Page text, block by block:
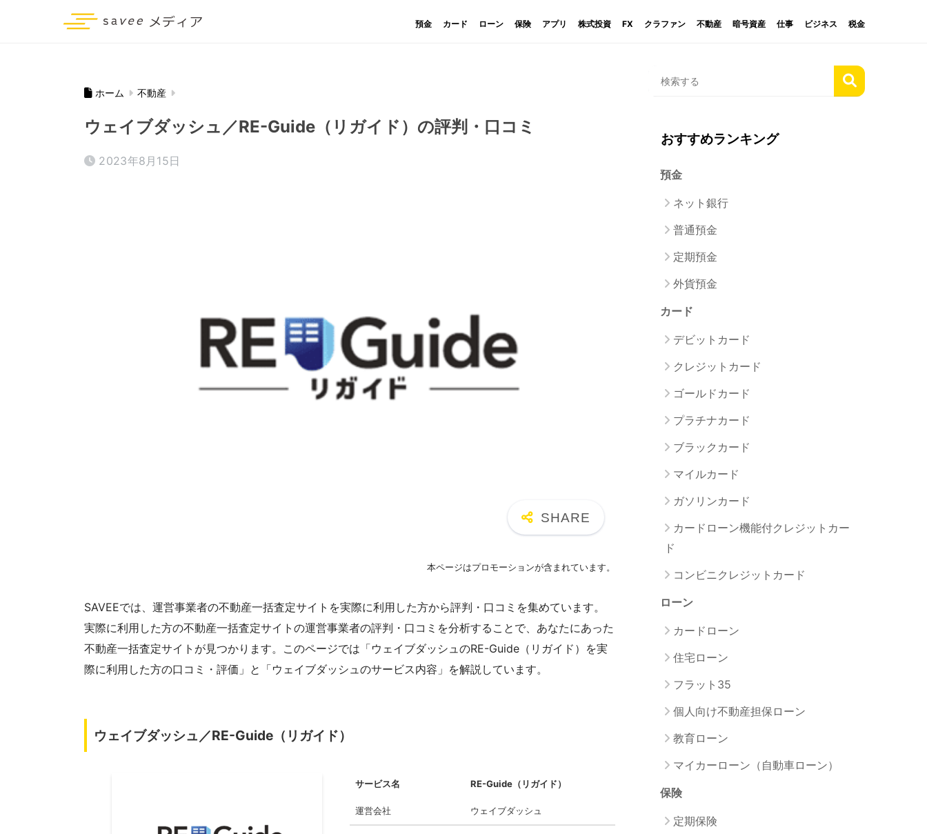
預金 カード ローン 保険 アプリ 株式投資 FX クラファン 不動産 暗号資産 仕事 ビジネス 税金
ホーム 不動産
ウェイブダッシュ／RE-Guide（リガイド）の評判・口コミ
2023年8月15日
本ページはプロモーションが含まれています。
SAVEEでは、運営事業者の不動産一括査定サイトを実際に利用した方から評判・口コミを集めています。
実際に利用した方の不動産一括査定サイトの運営事業者の評判・口コミを分析することで、あなたにあった
不動産一括査定サイトが見つかります。このページでは「ウェイブダッシュのRE-Guide（リガイド）を実
際に利用した方の口コミ・評価」と「ウェイブダッシュのサービス内容」を解説しています。
ウェイブダッシュ／RE-Guide（リガイド）
サービス名 RE-Guide（リガイド）
運営会社 ウェイブダッシュ
おすすめランキング
預金
ネット銀行
普通預金
定期預金
外貨預金
カード
デビットカード
クレジットカード
ゴールドカード
プラチナカード
ブラックカード
マイルカード
ガソリンカード
カードローン機能付クレジットカー
ド
コンビニクレジットカード
ローン
カードローン
住宅ローン
フラット35
個人向け不動産担保ローン
教育ローン
マイカーローン（自動車ローン）
保険
定期保険